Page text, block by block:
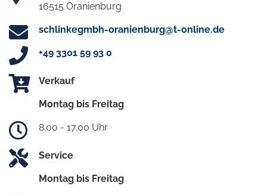
16515 Oranienburg
schlinkegmbh-oranienburg@t-online.de
+49 3301 59 93 0
Verkauf
Montag bis Freitag
8.00 - 17.00 Uhr
Service
Montag bis Freitag